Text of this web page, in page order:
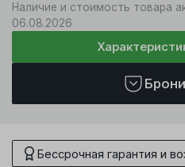
Наличие и стоимость товара
06.08.2026
Бессрочная гарантия и